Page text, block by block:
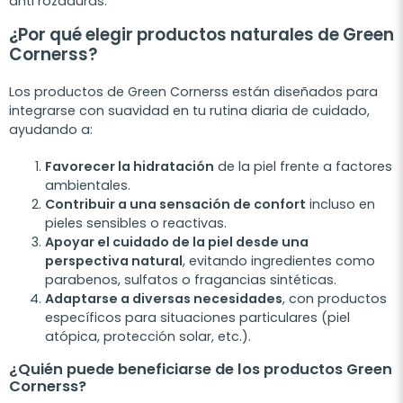
¿Por qué elegir productos naturales de Green
Cornerss?
Los productos de Green Cornerss están diseñados para
integrarse con suavidad en tu rutina diaria de cuidado,
ayudando a:
Favorecer la hidratación de la piel frente a factores
ambientales.
Contribuir a una sensación de confort incluso en
pieles sensibles o reactivas.
Apoyar el cuidado de la piel desde una
perspectiva natural, evitando ingredientes como
parabenos, sulfatos o fragancias sintéticas.
Adaptarse a diversas necesidades, con productos
específicos para situaciones particulares (piel
atópica, protección solar, etc.).
¿Quién puede beneficiarse de los productos Green
Cornerss?